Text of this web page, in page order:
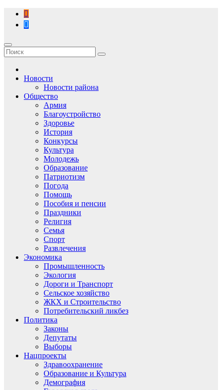
Перейти
содержимому
Новости
Новости района
Общество
Армия
Благоустройство
Здоровье
История
Конкурсы
Культура
Молодежь
Образование
Патриотизм
Погода
Помощь
Пособия и пенсии
Праздники
Религия
Семья
Спорт
Развлечения
Экономика
Промышленность
Экология
Дороги и Транспорт
Сельское хозяйство
ЖКХ и Строительство
Потребительский ликбез
Политика
Законы
Депутаты
Выборы
Нацпроекты
Здравоохранение
Образование и Культура
Демография